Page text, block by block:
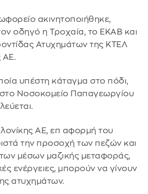
ακινητοποιήθηκε,
οδηγό η Τροχαία, το ΕΚΑΒ και
Ατυχημάτων της ΚΤΕΛ
ΑΕ.
υπέστη κάταγμα στο πόδι,
Νοσοκομείο Παπαγεωργίου
ΑΕ, επ αφορμή του
την προσοχή των πεζών και
μέσων μαζικής μεταφοράς,
ενέργειες, μπορούν να γίνουν
ατυχημάτων.